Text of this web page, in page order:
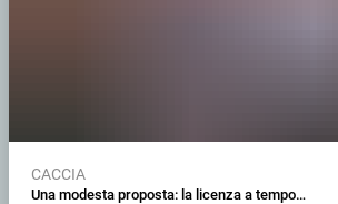
CACCIA
Una modesta proposta: la licenza a tempo…